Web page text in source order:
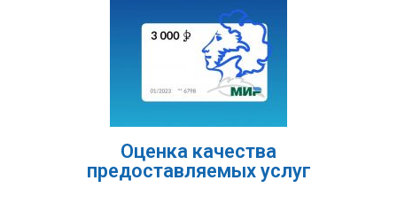
Оценка качества
предоставляемых услуг